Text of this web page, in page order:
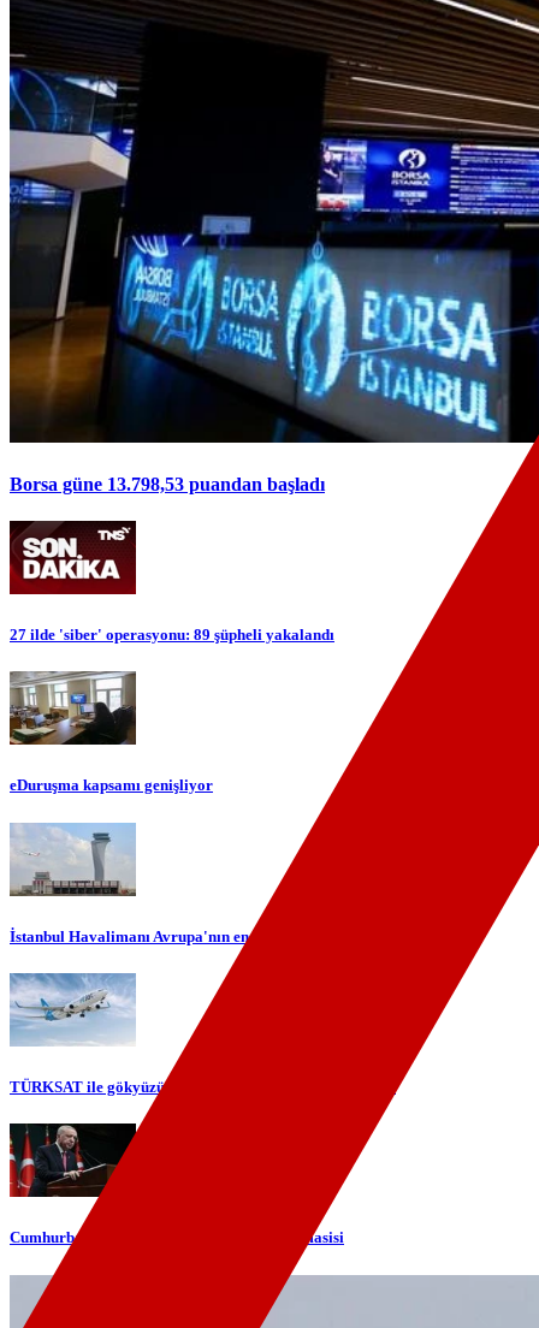
Borsa güne 13.798,53 puandan başladı
27 ilde 'siber' operasyonu: 89 şüpheli yakalandı
eDuruşma kapsamı genişliyor
İstanbul Havalimanı Avrupa'nın en yoğun havalimanı oldu
TÜRKSAT ile gökyüzünde yerli internet dönemi başlıyor
Cumhurbaşkanı Erdoğan'dan telefon diplomasisi